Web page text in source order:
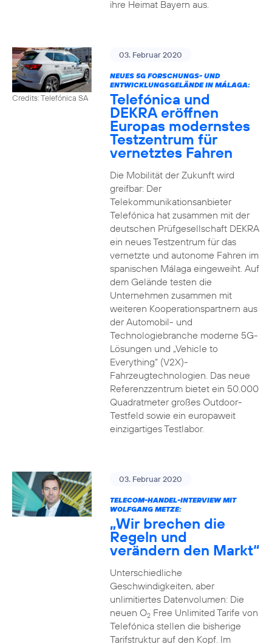
ihre Heimat Bayern aus.
Credits: Telefónica SA
03. Februar 2020
NEUES 5G FORSCHUNGS- UND
ENTWICKLUNGSGELÄNDE IN MÁLAGA:
Telefónica und
DEKRA eröffnen
Europas modernstes
Testzentrum für
vernetztes Fahren
Die Mobilität der Zukunft wird
greifbar: Der
Telekommunikationsanbieter
Telefónica hat zusammen mit der
deutschen Prüfgesellschaft DEKRA
ein neues Testzentrum für das
vernetzte und autonome Fahren im
spanischen Málaga eingeweiht. Auf
dem Gelände testen die
Unternehmen zusammen mit
weiteren Kooperationspartnern aus
der Automobil- und
Technologiebranche moderne 5G-
Lösungen und „Vehicle to
Everything“ (V2X)-
Fahrzeugtechnologien. Das neue
Referenzzentrum bietet ein 50.000
Quadratmeter großes Outdoor-
Testfeld sowie ein europaweit
einzigartiges Testlabor.
03. Februar 2020
TELECOM-HANDEL-INTERVIEW MIT
WOLFGANG METZE:
„Wir brechen die
Regeln und
verändern den Markt“
Unterschiedliche
Geschwindigkeiten, aber
unlimitiertes Datenvolumen: Die
neuen O2Free Unlimited Tarife von
Telefónica stellen die bisherige
Tarifstruktur auf den Kopf. Im